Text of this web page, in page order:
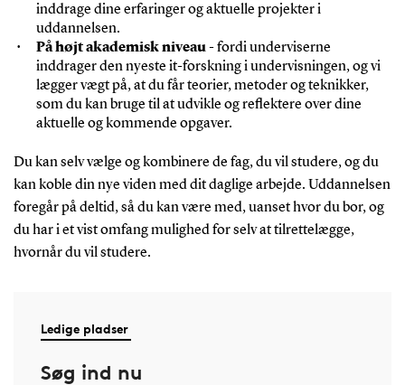
inddrage dine erfaringer og aktuelle projekter i
uddannelsen.
På højt akademisk niveau- fordi underviserne
inddrager den nyeste it-forskning i undervisningen, og vi
lægger vægt på, at du får teorier, metoder og teknikker,
som du kan bruge til at udvikle og reflektere over dine
aktuelle og kommende opgaver.
Du kan selv vælge og kombinere de fag, du vil studere, og du
kan koble din nye viden med dit daglige arbejde. Uddannelsen
foregår på deltid, så du kan være med, uanset hvor du bor, og
du har i et vist omfang mulighed for selv at tilrettelægge,
hvornår du vil studere.
Ledige pladser
Søg ind nu